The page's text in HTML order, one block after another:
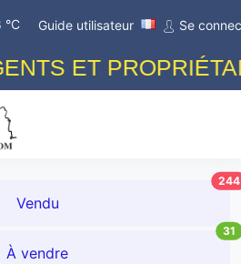
°C Guide utilisateur Se
ET
Vendu
244
À vendre
31